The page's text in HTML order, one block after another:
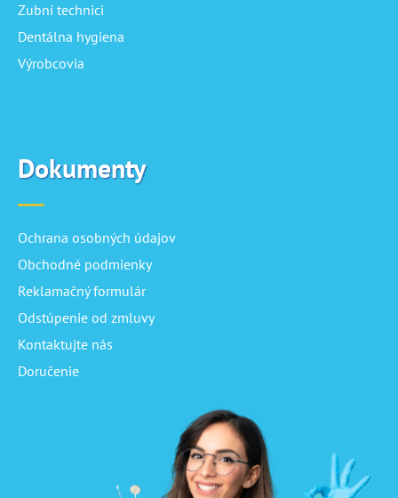
Zubní technici
Dentálna hygiena
Výrobcovia
Dokumenty
Ochrana osobných údajov
Obchodné podmienky
Reklamačný formulár
Odstúpenie od zmluvy
Kontaktujte nás
Doručenie